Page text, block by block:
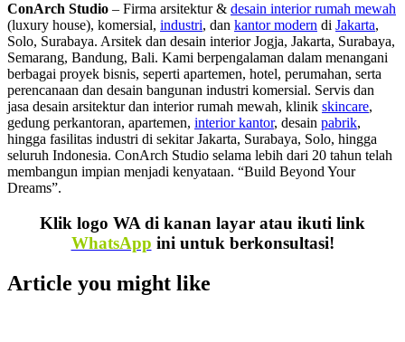
ConArch Studio – Firma arsitektur & desain interior rumah mewah
(luxury house), komersial, industri, dan kantor modern di Jakarta,
Solo, Surabaya. Arsitek dan desain interior Jogja, Jakarta, Surabaya,
Semarang, Bandung, Bali. Kami berpengalaman dalam menangani
berbagai proyek bisnis, seperti apartemen, hotel, perumahan, serta
perencanaan dan desain bangunan industri komersial. Servis dan
jasa desain arsitektur dan interior rumah mewah, klinik skincare,
gedung perkantoran, apartemen, interior kantor, desain pabrik,
hingga fasilitas industri di sekitar Jakarta, Surabaya, Solo, hingga
seluruh Indonesia. ConArch Studio selama lebih dari 20 tahun telah
membangun impian menjadi kenyataan. “Build Beyond Your
Dreams”.
Klik logo WA di kanan layar atau ikuti link
WhatsApp ini untuk berkonsultasi!
Article you might like